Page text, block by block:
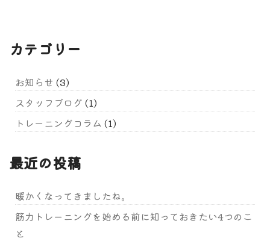
カテゴリー
お知らせ (3)
スタッフブログ (1)
トレーニングコラム (1)
最近の投稿
暖かくなってきましたね。
筋力トレーニングを始める前に知っておきたい4つのこ
と